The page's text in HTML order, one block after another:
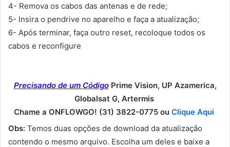
4- Remova os cabos das antenas e de rede;
5- Insira o pendrive no aparelho e faça a atualização;
6- Após terminar, faça outro reset, recoloque todos os
cabos e reconfigure
Precisando de um Código Prime Vision, UP Azamerica,
Globalsat G, Artermis
Chame a ONFLOWGO! (31) 3822-0775 ou Clique Aqui
Obs: Temos duas opções de download da atualização
contendo o mesmo arquivo. Escolha um deles e baixe a